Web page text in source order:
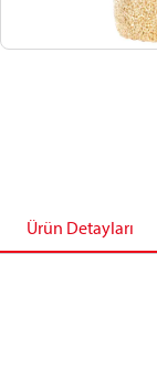
Ürün Detayları